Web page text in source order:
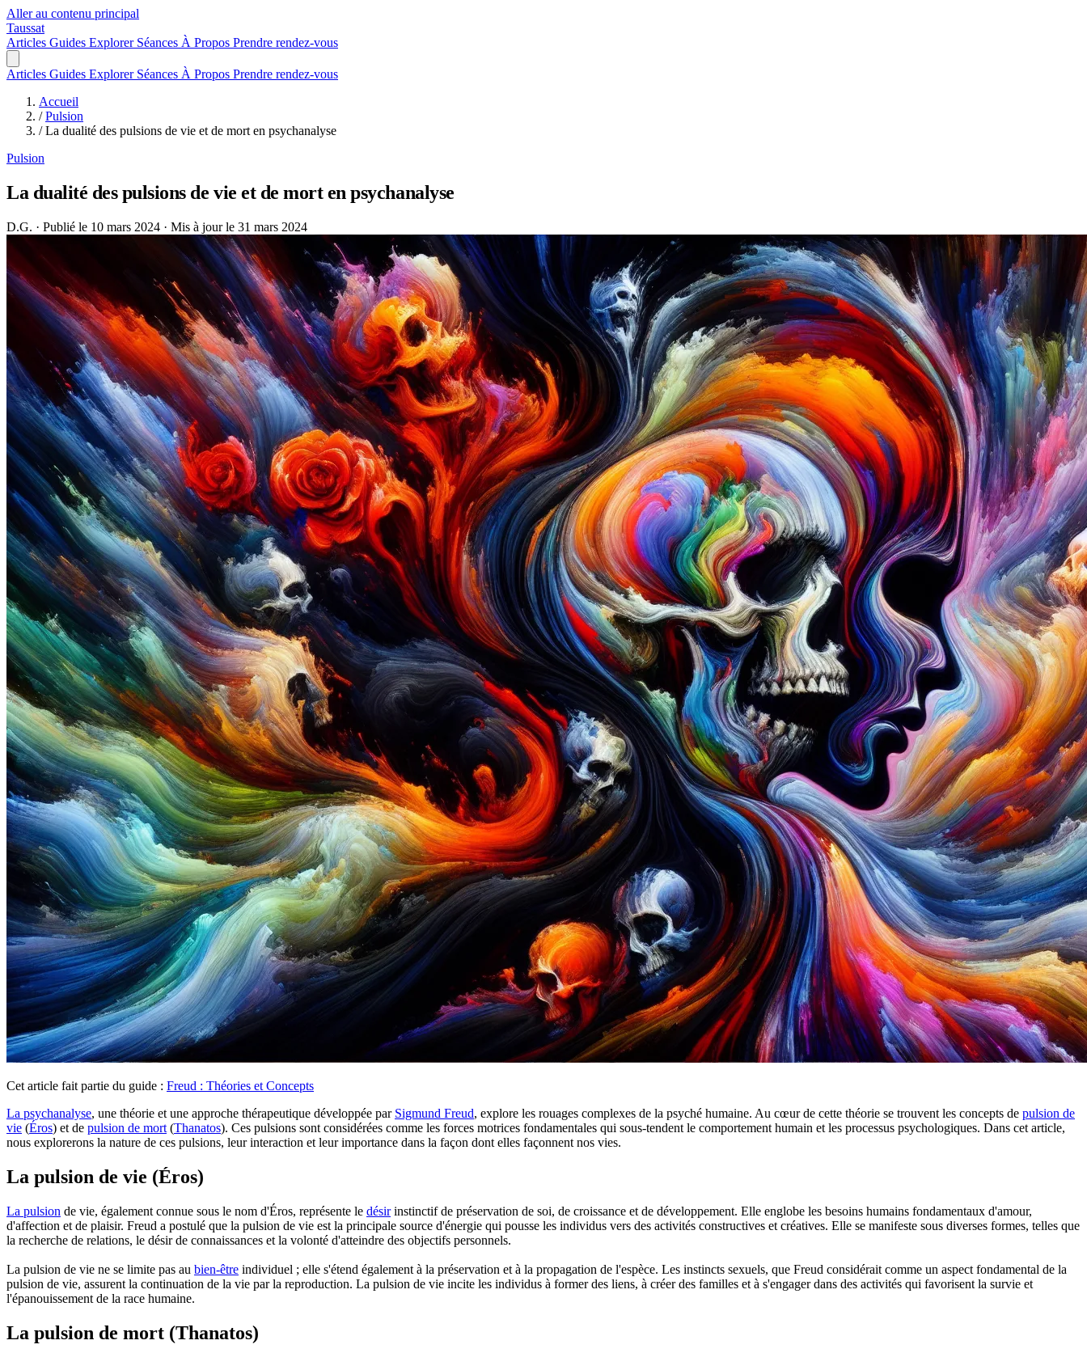
Aller au contenu principal
Taussat
Articles Guides Explorer Séances À Propos Prendre rendez-vous
Articles Guides Explorer Séances À Propos Prendre rendez-vous
Accueil
/ Pulsion
/ La dualité des pulsions de vie et de mort en psychanalyse
Pulsion
La dualité des pulsions de vie et de mort en psychanalyse
D.G. · Publié le 10 mars 2024 · Mis à jour le 31 mars 2024
Cet article fait partie du guide : Freud : Théories et Concepts
La psychanalyse, une théorie et une approche thérapeutique développée par Sigmund Freud, explore les rouages complexes de la psyché humaine. Au cœur de cette théorie se trouvent les concepts de pulsion de
vie (Éros) et de pulsion de mort (Thanatos). Ces pulsions sont considérées comme les forces motrices fondamentales qui sous-tendent le comportement humain et les processus psychologiques. Dans cet article,
nous explorerons la nature de ces pulsions, leur interaction et leur importance dans la façon dont elles façonnent nos vies.
La pulsion de vie (Éros)
La pulsion de vie, également connue sous le nom d'Éros, représente le désirinstinctif de préservation de soi, de croissance et de développement. Elle englobe les besoins humains fondamentaux d'amour,
d'affection et de plaisir. Freud a postulé que la pulsion de vie est la principale source d'énergie qui pousse les individus vers des activités constructives et créatives. Elle se manifeste sous diverses formes, telles que
la recherche de relations, le désir de connaissances et la volonté d'atteindre des objectifs personnels.
La pulsion de vie ne se limite pas au bien-être individuel ; elle s'étend également à la préservation et à la propagation de l'espèce. Les instincts sexuels, que Freud considérait comme un aspect fondamental de la
pulsion de vie, assurent la continuation de la vie par la reproduction. La pulsion de vie incite les individus à former des liens, à créer des familles et à s'engager dans des activités qui favorisent la survie et
l'épanouissement de la race humaine.
La pulsion de mort (Thanatos)